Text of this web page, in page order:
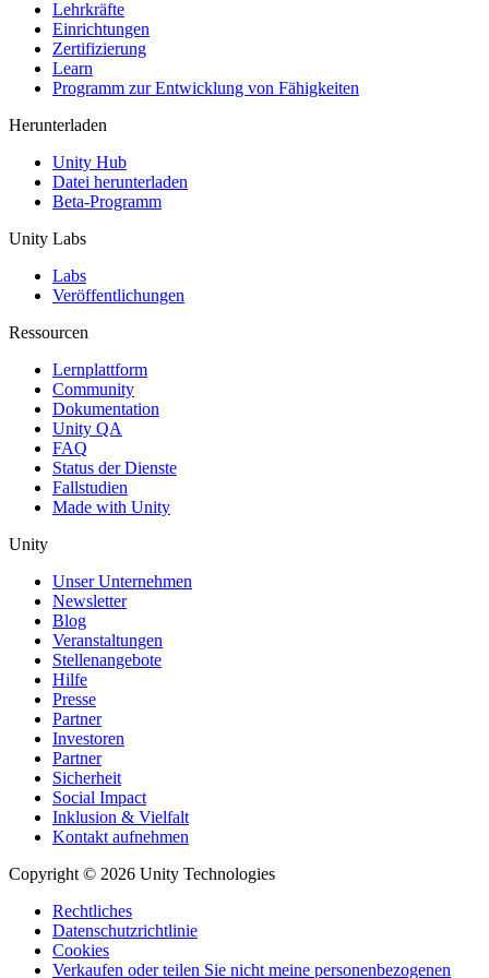
XR-Spiele
XR-Spiele plattformübergreifend starten
Multiplayer-Spiele
Vereinfachte Entwicklung von Multiplayer-Spielen
Lehrkräfte
Einrichtungen
Zertifizierung
Learn
Programm zur Entwicklung von Fähigkeiten
Herunterladen
Unity Hub
Datei herunterladen
Beta-Programm
Unity Labs
Labs
Veröffentlichungen
Ressourcen
Lernplattform
Community
Dokumentation
Unity QA
FAQ
Status der Dienste
Fallstudien
Made with Unity
Unity
Unser Unternehmen
Newsletter
Blog
Veranstaltungen
Stellenangebote
Hilfe
Presse
Partner
Investoren
Partner
Sicherheit
Social Impact
Inklusion & Vielfalt
Kontakt aufnehmen
Copyright © 2026 Unity Technologies
Rechtliches
Datenschutzrichtlinie
Cookies
Verkaufen oder teilen Sie nicht meine personenbezogenen